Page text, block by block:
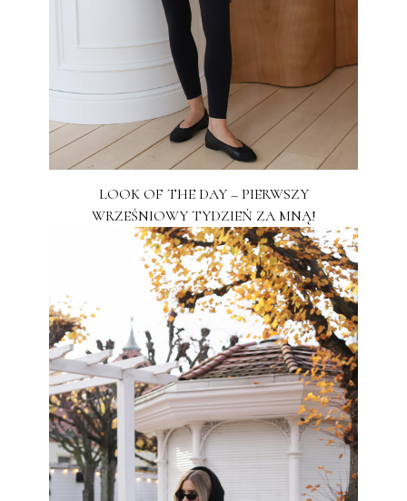
LOOK OF THE DAY – PIERWSZY
WRZEŚNIOWY TYDZIEŃ ZA MNĄ!